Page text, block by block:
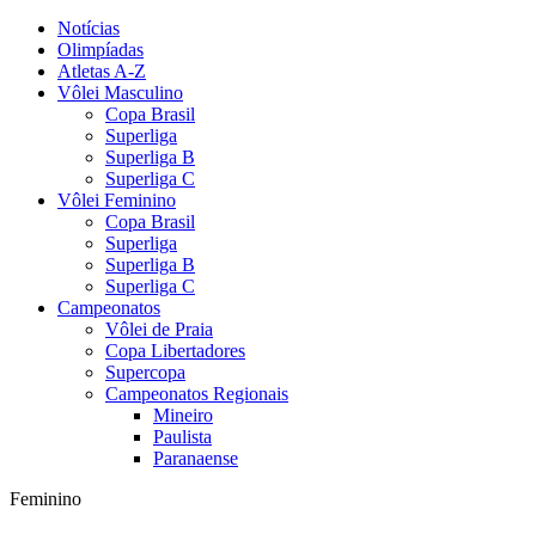
Notícias
Olimpíadas
Atletas A-Z
Vôlei Masculino
Copa Brasil
Superliga
Superliga B
Superliga C
Vôlei Feminino
Copa Brasil
Superliga
Superliga B
Superliga C
Campeonatos
Vôlei de Praia
Copa Libertadores
Supercopa
Campeonatos Regionais
Mineiro
Paulista
Paranaense
Feminino